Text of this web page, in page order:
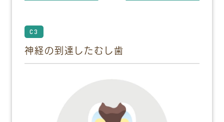
C3
神経の到達したむし歯